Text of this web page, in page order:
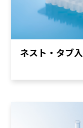
ネスト・タブ